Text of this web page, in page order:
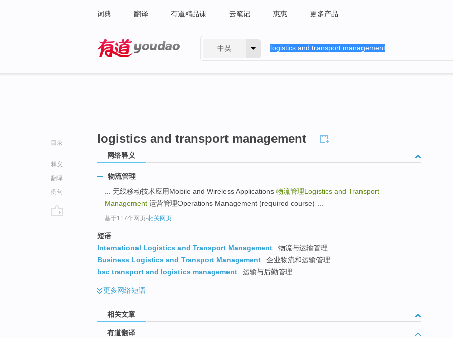
词典 翻译 有道精品课 云笔记 惠惠 更多产品
中英
目录
释义
翻译
例句
logistics and transport management
网络释义
物流管理
... 无线移动技术应用Mobile and Wireless Applications 物流管理Logistics and Transport
Management 运营管理Operations Management (required course) ...
基于117个网页-相关网页
短语
International Logistics and Transport Management
物流与运输管理
Business Logistics and Transport Management
企业物流和运输管理
bsc transport and logistics management
运输与后勤管理
更多网络短语
相关文章
有道翻译